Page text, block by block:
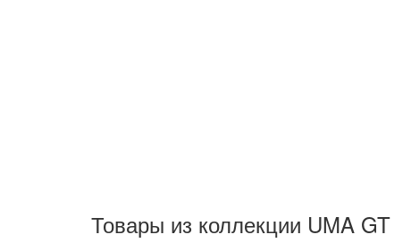
Товары из коллекции UMA GT